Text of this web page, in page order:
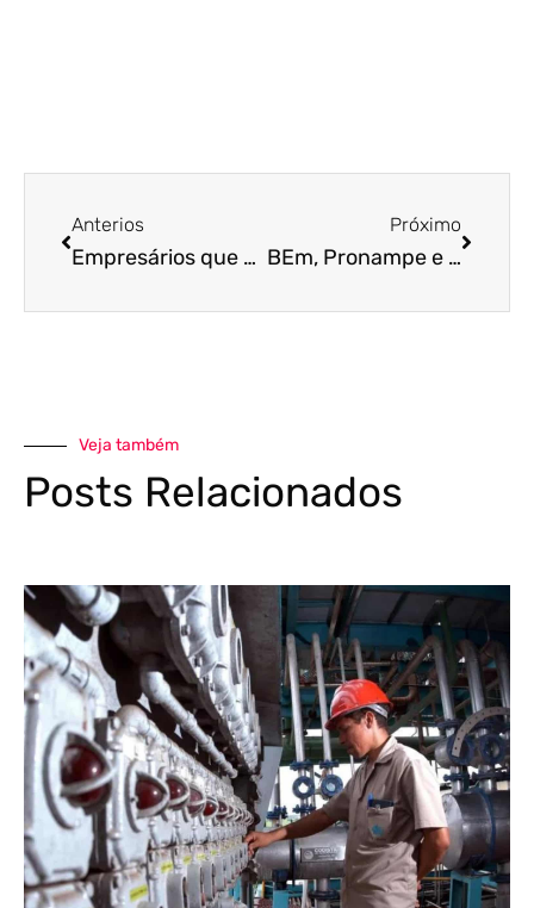
Anterios
Empresários que aguardam o BEm terão que esperar mais alguns dias pela decisão. Confira!
Próximo
BEm, Pronampe e 13° salário do INSS aguardam decisão de datas pelo Governo! Saiba mais!
Veja também
Posts Relacionados